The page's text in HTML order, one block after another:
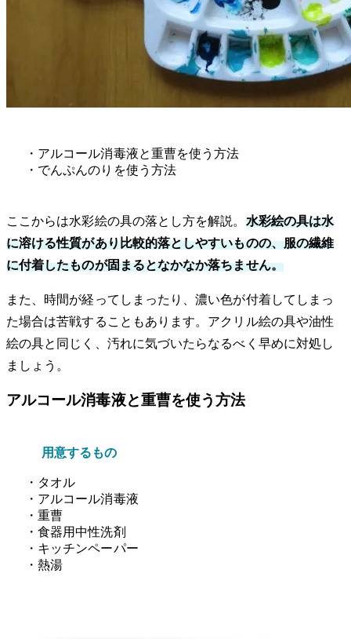
・アルコール消毒液と重曹を使う方法
・でんぷんのりを使う方法
ここからは水彩絵の具の落とし方を解説。 水彩絵の具は水
に溶ける性質があり比較的落としやすいものの、服の繊維
に付着したものが固まるとなかなか落ちません。
また、時間が経ってしまったり、濃い色が付着してしまっ
た場合は苦戦することもあります。アクリル絵の具や油性
絵の具と同じく、汚れに気づいたらなるべく早めに対処し
ましょう。
アルコール消毒液と重曹を使う方法
用意するもの
・タオル
・アルコール消毒液
・重曹
・食器用中性洗剤
・キッチンペーパー
・熱湯